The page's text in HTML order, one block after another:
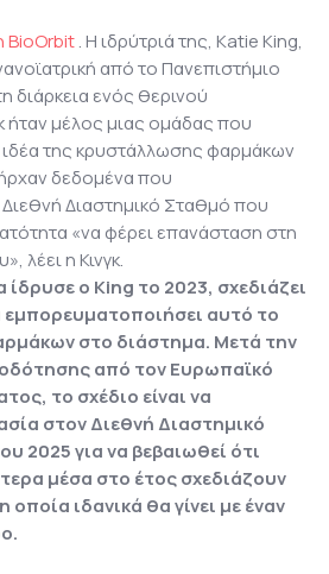
BioOrbit. Η ιδρύτριά της, Katie King,
από το Πανεπιστήμιο
διάρκεια ενός θερινού
ήταν μέλος μιας ομάδας που
της κρυστάλλωσης φαρμάκων
δεδομένα που
Διαστημικό Σταθμό που
«να φέρει επανάσταση στη
λέει η Κινγκ.
ο King το 2023, σχεδιάζει
εμπορευματοποιήσει αυτό το
στο διάστημα. Μετά την
από τον Ευρωπαϊκό
το σχέδιο είναι να
στον Διεθνή Διαστημικό
2025 για να βεβαιωθεί ότι
μέσα στο έτος σχεδιάζουν
ιδανικά θα γίνει με έναν